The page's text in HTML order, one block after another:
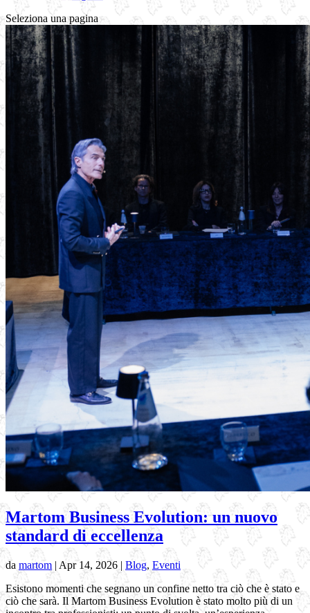
Seleziona una pagina
Martom Business Evolution: un nuovo
standard di eccellenza
da martom | Apr 14, 2026 | Blog, Eventi
Esistono momenti che segnano un confine netto tra ciò che è stato e
ciò che sarà. Il Martom Business Evolution è stato molto più di un